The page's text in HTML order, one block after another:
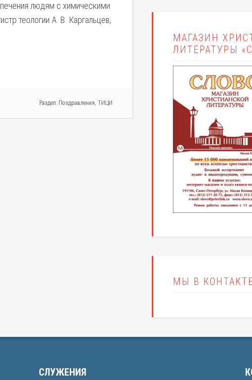
людям с химическими
теологии А. В. Каргальцев,
Раздел: Поздравления, ТИЦИ
МАГАЗИН
ЛИТЕРАТУРЫ
МЫ В
СЛУЖЕНИЯ